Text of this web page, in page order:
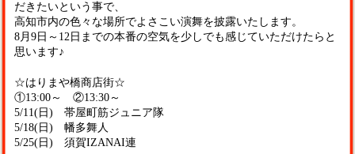
だきたいという事で、
高知市内の色々な場所でよさこい演舞を披露いたします。
8月9日～12日までの本番の空気を少しでも感じていただけたらと
思います♪
☆はりまや橋商店街☆
①13:00～ ②13:30～
5/11(日) 帯屋町筋ジュニア隊
5/18(日) 幡多舞人
5/25(日) 須賀IZANAI連